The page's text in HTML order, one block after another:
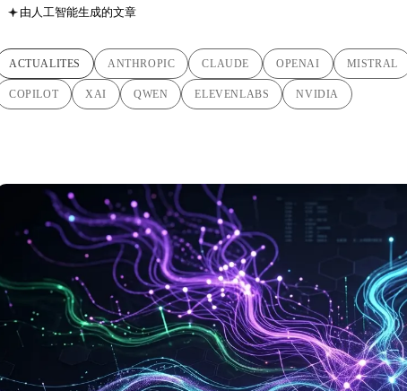
由人工智能生成的文章
ACTUALITES ANTHROPIC CLAUDE OPENAI MISTRAL
COPILOT XAI QWEN ELEVENLABS NVIDIA